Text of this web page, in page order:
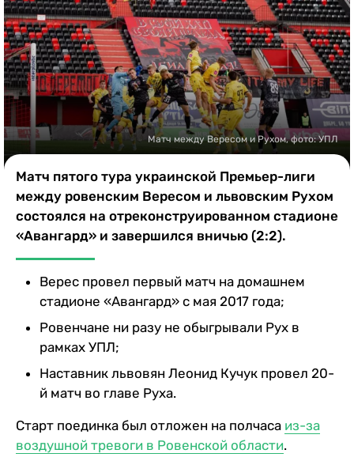
Букмекеры
Казино
Матч между Вересом и Рухом, фото: УПЛ
Матч пятого тура украинской Премьер-лиги
между ровенским Вересом и львовским Рухом
состоялся на отреконструированном стадионе
«Авангард» и завершился вничью (2:2).
Верес провел первый матч на домашнем
стадионе «Авангард» с мая 2017 года;
Ровенчане ни разу не обыгрывали Рух в
рамках УПЛ;
Наставник львовян Леонид Кучук провел 20-
й матч во главе Руха.
Старт поединка был отложен на полчаса из-за
воздушной тревоги в Ровенской области.